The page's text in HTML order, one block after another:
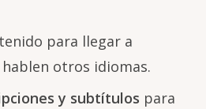
para llegar a
otros idiomas.
y subtítulos para